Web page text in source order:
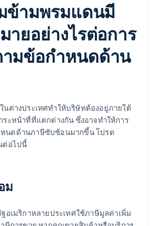
ข้ามพรมแดนมี
ายอย่างไรต่อการ
มข้อกำหนดด้าน
นต่างประเทศทำให้บริษัทต้องอยู่ภายใต้
ะหน้าที่ที่แตกต่างกัน ซึ่งอาจทำให้การ
นดด้านภาษีซับซ้อนมากขึ้น โปรด
ต่อไปนี้
ม
อเมริกาหลายประเทศใช้ภาษีมูลค่าเพิ่ม